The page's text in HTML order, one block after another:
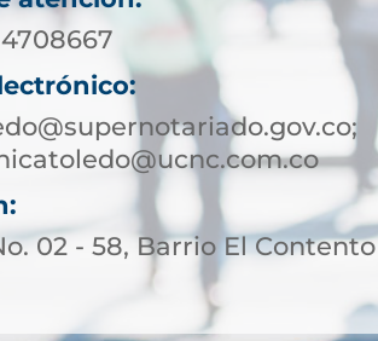
4708667
02 - 58, Barrio El Contento